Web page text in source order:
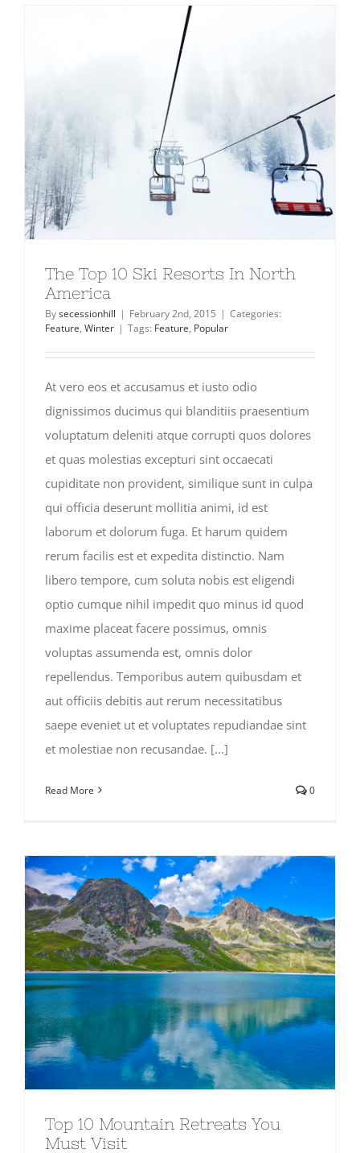
The Top 10 Ski Resorts In North
America
Bysecessionhill | February 2nd, 2015 | Categories:
Feature, Winter | Tags: Feature, Popular
At vero eos et accusamus et iusto odio
dignissimos ducimus qui blanditiis praesentium
voluptatum deleniti atque corrupti quos dolores
et quas molestias excepturi sint occaecati
cupiditate non provident, similique sunt in culpa
qui officia deserunt mollitia animi, id est
laborum et dolorum fuga. Et harum quidem
rerum facilis est et expedita distinctio. Nam
libero tempore, cum soluta nobis est eligendi
optio cumque nihil impedit quo minus id quod
maxime placeat facere possimus, omnis
voluptas assumenda est, omnis dolor
repellendus. Temporibus autem quibusdam et
aut officiis debitis aut rerum necessitatibus
saepe eveniet ut et voluptates repudiandae sint
et molestiae non recusandae. [...]
Read More 0
Top 10 Mountain Retreats You
Must Visit